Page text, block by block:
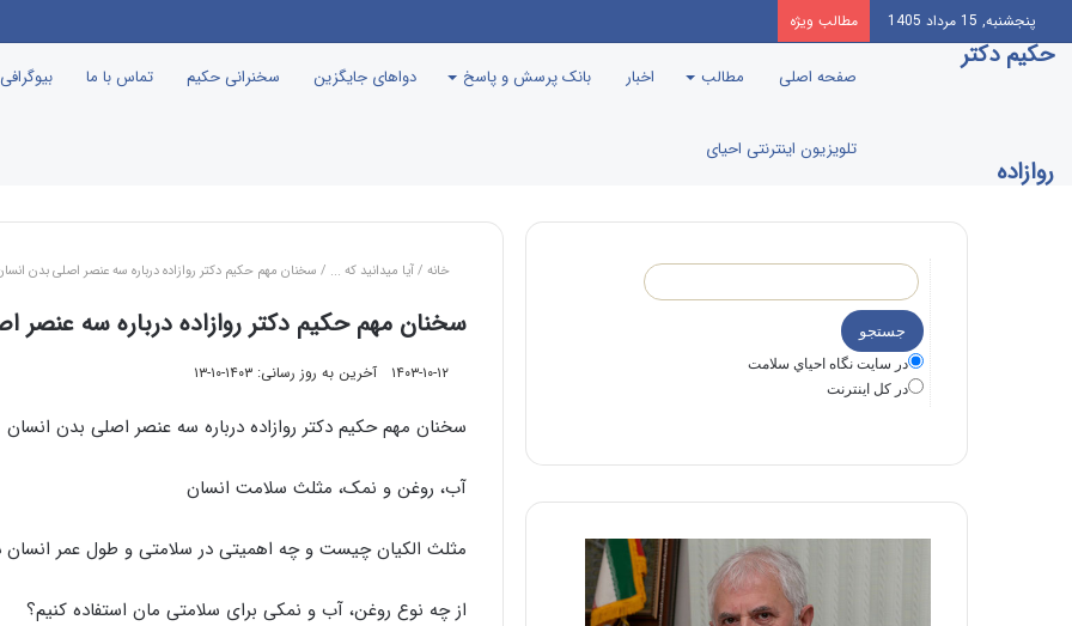
پنجشنبه, 15 مرداد 1405 مطالب ویژه
حکیم دکتر
روازاده
صفحه اصلی مطالب اخبار بانک پرسش و پاسخ دواهای جایگزین سخنرانی حکیم تماس با ما
تلویزیون اینترنتی احیای
خانه /آیا میدانید که ... / سخنان مهم حکیم دکتر روازاده درباره سه عنصر اصلی بدن
سخنان مهم حکیم دکتر روازاده درباره سه عنصر
۱۴۰۳-۱۰-۱۲ آخرین به روز رسانی: ۱۴۰۳-۱۰-۱۳
سخنان مهم حکیم دکتر روازاده درباره سه عنصر اصلی بدن انسان
آب، روغن و نمک، مثلث سلامت انسان
مثلث الکیان چیست و چه اهمیتی در سلامتی و طول عمر انسان
از چه نوع روغن، آب و نمکی برای سلامتی مان استفاده کنیم؟
در سايت نگاه احياي سلامت
در كل اينترنت